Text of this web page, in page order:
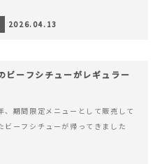
2026.04.13
ビーフシチューがレギュラー
、期間限定メニューとして販売して
ビーフシチューが帰ってきました